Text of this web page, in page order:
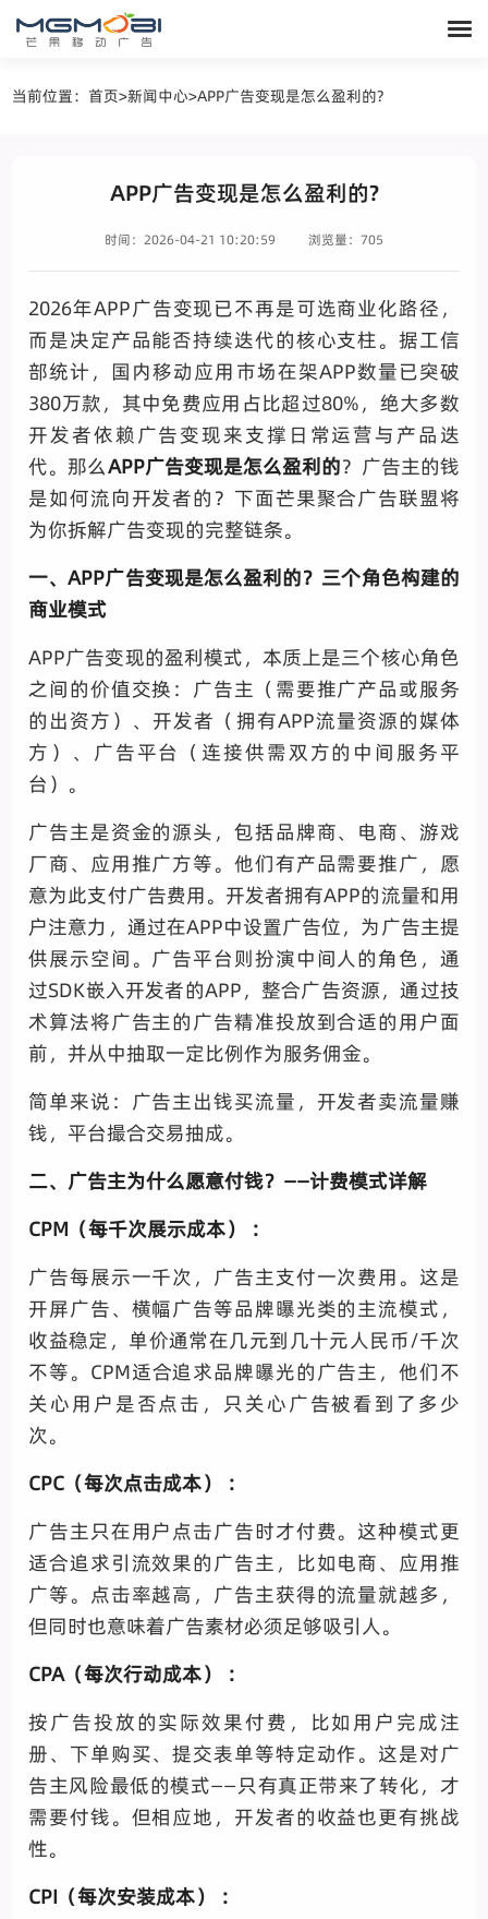
当前位置：首页>新闻中心>APP广告变现是怎么盈利的?
APP广告变现是怎么盈利的?
时间：2026-04-21 10:20:59 浏览量：705
2026年APP广告变现已不再是可选商业化路径，
而是决定产品能否持续迭代的核心支柱。据工信
部统计，国内移动应用市场在架APP数量已突破
380万款，其中免费应用占比超过80%，绝大多数
开发者依赖广告变现来支撑日常运营与产品迭
代。那么APP广告变现是怎么盈利的？广告主的钱
是如何流向开发者的？下面芒果聚合广告联盟将
为你拆解广告变现的完整链条。
一、APP广告变现是怎么盈利的？ 三个角色构建的
商业模式
APP广告变现的盈利模式，本质上是三个核心角色
之间的价值交换：广告主（需要推广产品或服务
的出资方）、开发者（拥有APP流量资源的媒体
方）、广告平台（连接供需双方的中间服务平
台）。
广告主是资金的源头，包括品牌商、电商、游戏
厂商、应用推广方等。他们有产品需要推广，愿
意为此支付广告费用。开发者拥有APP的流量和用
户注意力，通过在APP中设置广告位，为广告主提
供展示空间。广告平台则扮演中间人的角色，通
过SDK嵌入开发者的APP，整合广告资源，通过技
术算法将广告主的广告精准投放到合适的用户面
前，并从中抽取一定比例作为服务佣金。
简单来说：广告主出钱买流量，开发者卖流量赚
钱，平台撮合交易抽成。
二、广告主为什么愿意付钱？——计费模式详解
CPM（每千次展示成本） ：
广告每展示一千次，广告主支付一次费用。这是
开屏广告、横幅广告等品牌曝光类的主流模式，
收益稳定，单价通常在几元到几十元人民币/千次
不等。CPM适合追求品牌曝光的广告主，他们不
关心用户是否点击，只关心广告被看到了多少
次。
CPC（每次点击成本） ：
广告主只在用户点击广告时才付费。这种模式更
适合追求引流效果的广告主，比如电商、应用推
广等。点击率越高，广告主获得的流量就越多，
但同时也意味着广告素材必须足够吸引人。
CPA（每次行动成本） ：
按广告投放的实际效果付费，比如用户完成注
册、下单购买、提交表单等特定动作。这是对广
告主风险最低的模式——只有真正带来了转化，才
需要付钱。但相应地，开发者的收益也更有挑战
性。
CPI（每次安装成本） ：